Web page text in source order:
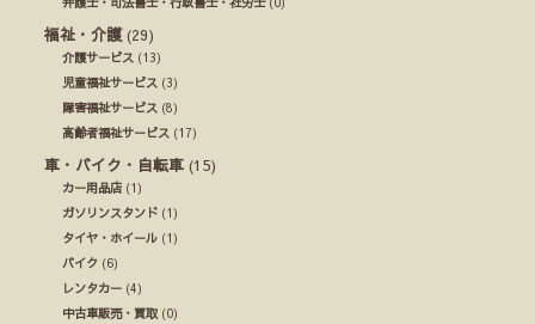
福祉・介護(29)
介護サービス (13)
児童福祉サービス (3)
障害福祉サービス (8)
高齢者福祉サービス (17)
車・バイク・自転車 (15)
カー用品店 (1)
ガソリンスタンド (1)
タイヤ・ホイール (1)
バイク (6)
レンタカー (4)
中古車販売・買取 (0)